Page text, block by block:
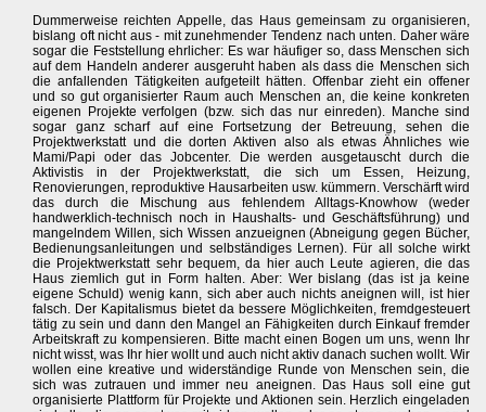
Dummerweise reichten Appelle, das Haus gemeinsam zu organisieren,
bislang oft nicht aus - mit zunehmender Tendenz nach unten. Daher wäre
sogar die Feststellung ehrlicher: Es war häufiger so, dass Menschen sich
auf dem Handeln anderer ausgeruht haben als dass die Menschen sich
die anfallenden Tätigkeiten aufgeteilt hätten. Offenbar zieht ein offener
und so gut organisierter Raum auch Menschen an, die keine konkreten
eigenen Projekte verfolgen (bzw. sich das nur einreden). Manche sind
sogar ganz scharf auf eine Fortsetzung der Betreuung, sehen die
Projektwerkstatt und die dorten Aktiven also als etwas Ähnliches wie
Mami/Papi oder das Jobcenter. Die werden ausgetauscht durch die
Aktivistis in der Projektwerkstatt, die sich um Essen, Heizung,
Renovierungen, reproduktive Hausarbeiten usw. kümmern. Verschärft wird
das durch die Mischung aus fehlendem Alltags-Knowhow (weder
handwerklich-technisch noch in Haushalts- und Geschäftsführung) und
mangelndem Willen, sich Wissen anzueignen (Abneigung gegen Bücher,
Bedienungsanleitungen und selbständiges Lernen). Für all solche wirkt
die Projektwerkstatt sehr bequem, da hier auch Leute agieren, die das
Haus ziemlich gut in Form halten. Aber: Wer bislang (das ist ja keine
eigene Schuld) wenig kann, sich aber auch nichts aneignen will, ist hier
falsch. Der Kapitalismus bietet da bessere Möglichkeiten, fremdgesteuert
tätig zu sein und dann den Mangel an Fähigkeiten durch Einkauf fremder
Arbeitskraft zu kompensieren. Bitte macht einen Bogen um uns, wenn Ihr
nicht wisst, was Ihr hier wollt und auch nicht aktiv danach suchen wollt. Wir
wollen eine kreative und widerständige Runde von Menschen sein, die
sich was zutrauen und immer neu aneignen. Das Haus soll eine gut
organisierte Plattform für Projekte und Aktionen sein. Herzlich eingeladen